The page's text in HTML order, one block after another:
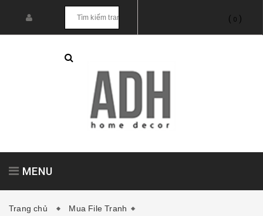
( 0 )
MENU
Trang chủ
Mua File Tranh